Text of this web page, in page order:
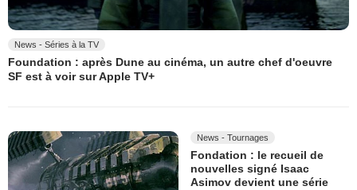
News - Séries à la TV
Foundation : après Dune au cinéma, un autre chef d'oeuvre
SF est à voir sur Apple TV+
News - Tournages
Fondation : le recueil de
nouvelles signé Isaac
Asimov devient une série